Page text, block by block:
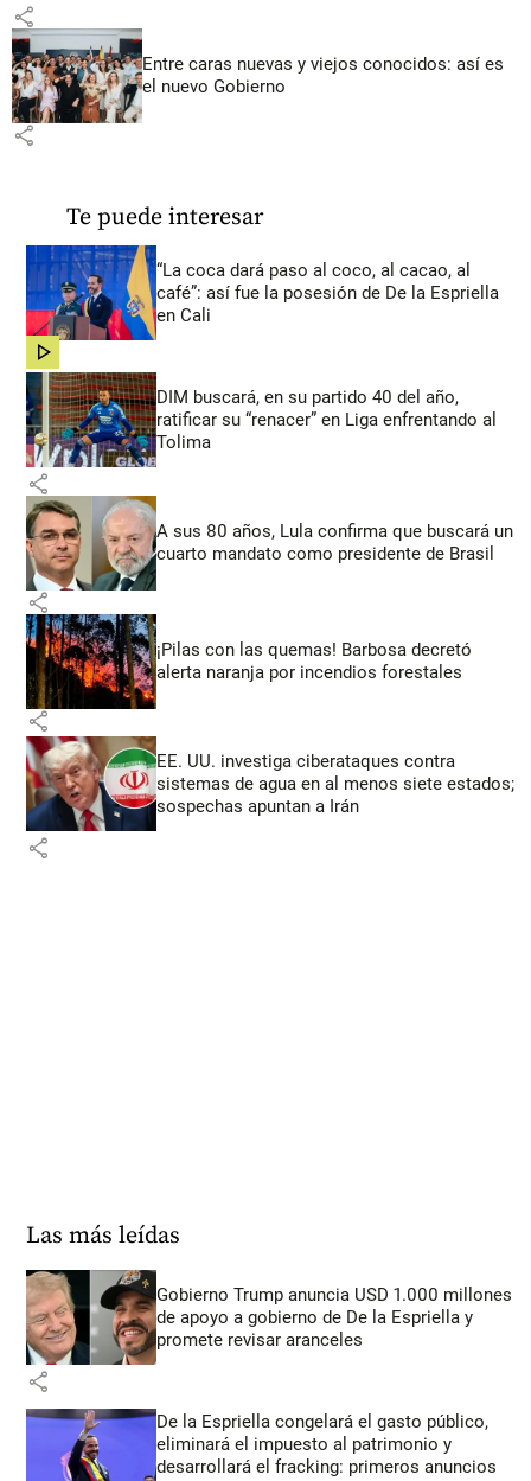
share
Entre caras nuevas y viejos conocidos: así es
el nuevo Gobierno
share
Te puede interesar
“La coca dará paso al coco, al cacao, al
café”: así fue la posesión de De la Espriella
en Cali
share
DIM buscará, en su partido 40 del año,
ratificar su “renacer” en Liga enfrentando al
Tolima
share
A sus 80 años, Lula confirma que buscará un
cuarto mandato como presidente de Brasil
share
¡Pilas con las quemas! Barbosa decretó
alerta naranja por incendios forestales
share
EE. UU. investiga ciberataques contra
sistemas de agua en al menos siete estados;
sospechas apuntan a Irán
share
Las más leídas
Gobierno Trump anuncia USD 1.000 millones
de apoyo a gobierno de De la Espriella y
promete revisar aranceles
share
De la Espriella congelará el gasto público,
eliminará el impuesto al patrimonio y
desarrollará el fracking: primeros anuncios